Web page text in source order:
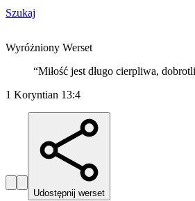
Szukaj
Wyróżniony Werset
“Miłość jest długo cierpliwa,
1 Koryntian 13:4
Udostępnij werset